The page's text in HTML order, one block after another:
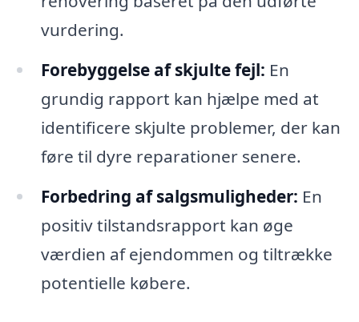
vurdering.
Forebyggelse af skjulte fejl: En
grundig rapport kan hjælpe med at
identificere skjulte problemer, der kan
føre til dyre reparationer senere.
Forbedring af salgsmuligheder: En
positiv tilstandsrapport kan øge
værdien af ejendommen og tiltrække
potentielle købere.